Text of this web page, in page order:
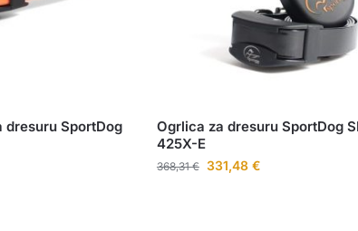
dresuru SportDog
Ogrlica za dresuru SportDog
425X-E
368,31€ 331,48 €